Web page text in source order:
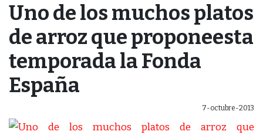
Uno de los muchos platos
de arroz que proponeesta
temporada la Fonda
España
7-octubre-2013